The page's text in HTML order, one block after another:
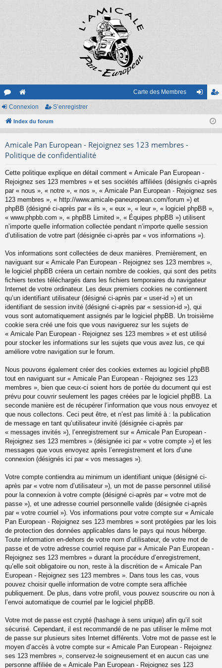
or
u
s
e
sit
Carte des Membres
nr
r
Connexion S’enregistrer
Index du forum
Amicale Pan European - Rejoignez ses 123 membres -
Politique de confidentialité
Cette politique explique en détail comment « Amicale Pan European -
Rejoignez ses 123 membres » et ses sociétés affiliées (désignés ci-après
par « nous », « notre », « nos », « Amicale Pan European - Rejoignez ses
123 membres », « http://www.amicale-paneuropean.com/forum ») et
phpBB (désigné ci-après par « ils », « eux », « leur », « logiciel phpBB »,
« www.phpbb.com », « phpBB Limited », « Équipes phpBB ») utilisent
n’importe quelle information collectée pendant n’importe quelle session
d’utilisation de votre part (désignée ci-après par « vos informations »).
Vos informations sont collectées de deux manières. Premièrement, en
naviguant sur « Amicale Pan European - Rejoignez ses 123 membres »,
le logiciel phpBB créera un certain nombre de cookies, qui sont des petits
fichiers textes téléchargés dans les fichiers temporaires du navigateur
Internet de votre ordinateur. Les deux premiers cookies ne contiennent
qu’un identifiant utilisateur (désigné ci-après par « user-id ») et un
identifiant de session invité (désigné ci-après par « session-id »), qui
vous sont automatiquement assignés par le logiciel phpBB. Un troisième
cookie sera créé une fois que vous naviguerez sur les sujets de
« Amicale Pan European - Rejoignez ses 123 membres » et est utilisé
pour stocker les informations sur les sujets que vous avez lus, ce qui
améliore votre navigation sur le forum.
Nous pouvons également créer des cookies externes au logiciel phpBB
tout en naviguant sur « Amicale Pan European - Rejoignez ses 123
membres », bien que ceux-ci soient hors de portée du document qui est
prévu pour couvrir seulement les pages créées par le logiciel phpBB. La
seconde manière est de récupérer l’information que vous nous envoyez et
que nous collectons. Ceci peut être, et n’est pas limité à : la publication
de message en tant qu’utilisateur invité (désignée ci-après par
« messages invités »), l’enregistrement sur « Amicale Pan European -
Rejoignez ses 123 membres » (désignée ici par « votre compte ») et les
messages que vous envoyez après l’enregistrement et lors d’une
connexion (désignés ici par « vos messages »).
Votre compte contiendra au minimum un identifiant unique (désigné ci-
après par « votre nom d’utilisateur »), un mot de passe personnel utilisé
pour la connexion à votre compte (désigné ci-après par « votre mot de
passe »), et une adresse courriel personnelle valide (désignée ci-après
par « votre courriel »). Vos informations pour votre compte sur « Amicale
Pan European - Rejoignez ses 123 membres » sont protégées par les lois
de protection des données applicables dans le pays qui nous héberge.
Toute information en-dehors de votre nom d’utilisateur, de votre mot de
passe et de votre adresse courriel requise par « Amicale Pan European -
Rejoignez ses 123 membres » durant la procédure d’enregistrement,
qu’elle soit obligatoire ou non, reste à la discrétion de « Amicale Pan
European - Rejoignez ses 123 membres ». Dans tous les cas, vous
pouvez choisir quelle information de votre compte sera affichée
publiquement. De plus, dans votre profil, vous pouvez souscrire ou non à
l’envoi automatique de courriel par le logiciel phpBB.
Votre mot de passe est crypté (hashage à sens unique) afin qu’il soit
sécurisé. Cependant, il est recommandé de ne pas utiliser le même mot
de passe sur plusieurs sites Internet différents. Votre mot de passe est le
moyen d’accès à votre compte sur « Amicale Pan European - Rejoignez
ses 123 membres », conservez-le soigneusement et en aucun cas une
personne affiliée de « Amicale Pan European - Rejoignez ses 123